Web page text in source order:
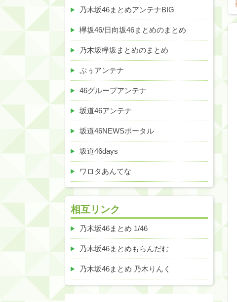
乃木坂46まとめアンテナBIG
欅坂46/日向坂46まとめのまとめ
乃木坂欅坂まとめのまとめ
ぷぅアンテナ
46グループアンテナ
坂道46アンテナ
坂道46NEWSポータル
坂道46days
ワロタあんてな
相互リンク
乃木坂46まとめ 1/46
乃木坂46まとめもらんだむ
乃木坂46まとめ 乃木りんく